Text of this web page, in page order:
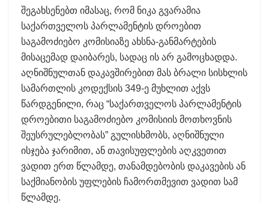
შეგახსენებთ იმასაც, რომ ნიკა გვარამია
საქართველოს პარლამენტის დროებით
საგამოძიებო კომისიაზე ახსნა-განმარტების
მისაცემად დაიბარეს, სადაც ის არ გამოცხადდა.
აღნიშნულთან დაკავშირებით მას ბრალი სისხლის
სამართლის კოდექსის 349-ე მუხლით აქვს
წარდგენილი, რაც “საქართველოს პარლამენტის
დროებითი საგამოძიებო კომისიის მოთხოვნის
შეუსრულებლობას” გულისხმობს, აღნიშნული
ისჯება ჯარიმით, ან თავისუფლების აღკვეთით
ვადით ერთ წლამდე, თანამდებობის დაკავების ან
საქმიანობის უფლების ჩამორთმევით ვადით სამ
წლამდე.